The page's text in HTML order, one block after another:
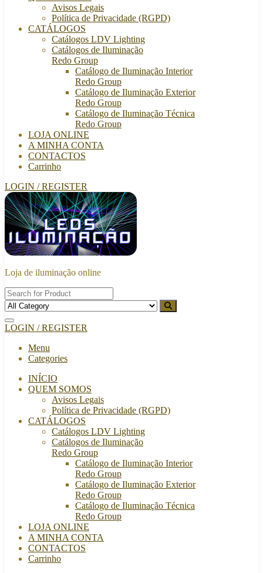
Avisos Legais
Política de Privacidade (RGPD)
CATÁLOGOS
Catálogos LDV Lighting
Catálogos de Iluminação
Redo Group
Catálogo de Iluminação Interior
Redo Group
Catálogo de Iluminação Exterior
Redo Group
Catálogo de Iluminação Técnica
Redo Group
LOJA ONLINE
A MINHA CONTA
CONTACTOS
Carrinho
LOGIN / REGISTER
Loja de iluminação online
LOGIN / REGISTER
Menu
Categories
INÍCIO
QUEM SOMOS
Avisos Legais
Política de Privacidade (RGPD)
CATÁLOGOS
Catálogos LDV Lighting
Catálogos de Iluminação
Redo Group
Catálogo de Iluminação Interior
Redo Group
Catálogo de Iluminação Exterior
Redo Group
Catálogo de Iluminação Técnica
Redo Group
LOJA ONLINE
A MINHA CONTA
CONTACTOS
Carrinho